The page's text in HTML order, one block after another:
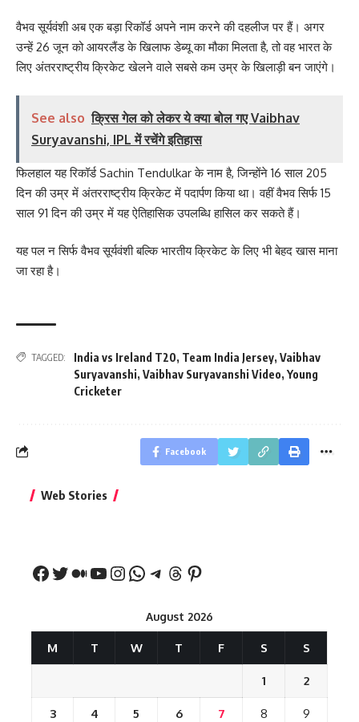
वैभव सूर्यवंशी अब एक बड़ा रिकॉर्ड अपने नाम करने की दहलीज पर हैं। अगर
उन्हें 26 जून को आयरलैंड के खिलाफ डेब्यू का मौका मिलता है, तो वह भारत के
लिए अंतरराष्ट्रीय क्रिकेट खेलने वाले सबसे कम उम्र के खिलाड़ी बन जाएंगे।
See also क्रिस गेल को लेकर ये क्या बोल गए Vaibhav
Suryavanshi, IPL में रचेंगे इतिहास
फिलहाल यह रिकॉर्ड Sachin Tendulkar के नाम है, जिन्होंने 16 साल 205
दिन की उम्र में अंतरराष्ट्रीय क्रिकेट में पदार्पण किया था। वहीं वैभव सिर्फ 15
साल 91 दिन की उम्र में यह ऐतिहासिक उपलब्धि हासिल कर सकते हैं।
यह पल न सिर्फ वैभव सूर्यवंशी बल्कि भारतीय क्रिकेट के लिए भी बेहद खास माना
जा रहा है।
TAGGED: India vs Ireland T20, Team India Jersey, Vaibhav
Suryavanshi, Vaibhav Suryavanshi Video, Young
Cricketer
Facebook
Web Stories
नीतीश कुमार का पहला
August 2026
M T W T F S S
1 2
3 4 5 6 7 8 9